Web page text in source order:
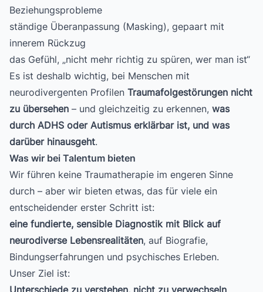
Beziehungsprobleme
ständige Überanpassung (Masking), gepaart mit
innerem Rückzug
das Gefühl, „nicht mehr richtig zu spüren, wer man ist“
Es ist deshalb wichtig, bei Menschen mit
neurodivergenten Profilen Traumafolgestörungen nicht
zu übersehen – und gleichzeitig zu erkennen, was
durch ADHS oder Autismus erklärbar ist, und was
darüber hinausgeht.
Was wir bei Talentum bieten
Wir führen keine Traumatherapie im engeren Sinne
durch – aber wir bieten etwas, das für viele ein
entscheidender erster Schritt ist:
eine fundierte, sensible Diagnostik mit Blick auf
neurodiverse Lebensrealitäten, auf Biografie,
Bindungserfahrungen und psychisches Erleben.
Unser Ziel ist:
Unterschiede zu verstehen, nicht zu verwechseln